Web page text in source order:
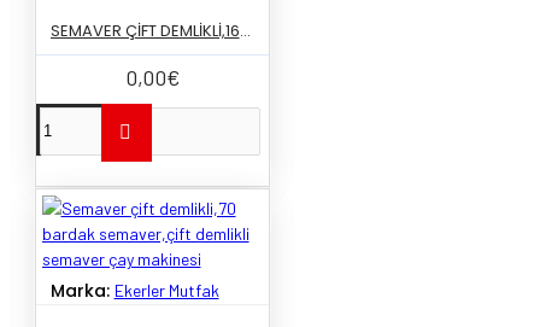
SEMAVER ÇIFT DEMLIKLI,160 SEMAVER,ÇIFT DEMLIKLI SEMAVER,ÇAY MAKINESI
0,00€
Marka: Ekerler Mutfak